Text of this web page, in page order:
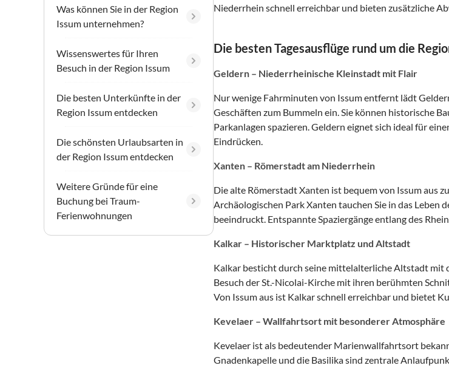
Was können Sie in der Region
Issum unternehmen?
Wissenswertes für Ihren
Besuch in der Region Issum
Die besten Unterkünfte in der
Region Issum entdecken
Die schönsten Urlaubsarten in
der Region Issum entdecken
Weitere Gründe für eine
Buchung bei Traum-
Ferienwohnungen
Niederrhein schnell erreichbar und bieten zusätzliche
Die besten Tagesausflüge rund um die
Geldern – Niederrheinische Kleinstadt mit Flair
Nur wenige Fahrminuten von Issum entfernt lädt
Geschäften zum Bummeln ein. Sie können historische
Parkanlagen spazieren. Geldern eignet sich ideal für
Eindrücken.
Xanten – Römerstadt am Niederrhein
Die alte Römerstadt Xanten ist bequem von Issum aus
Archäologischen Park Xanten tauchen Sie in das
beeindruckt. Entspannte Spaziergänge entlang des
Kalkar – Historischer Marktplatz und Altstadt
Kalkar besticht durch seine mittelalterliche Altstadt mit
Besuch der St.-Nicolai-Kirche mit ihren berühmten
Von Issum aus ist Kalkar schnell erreichbar und bietet
Kevelaer – Wallfahrtsort mit besonderer Atmosphäre
Kevelaer ist als bedeutender Marienwallfahrtsort
Gnadenkapelle und die Basilika sind zentrale